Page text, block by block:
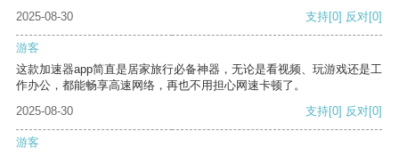
2025-08-30 支持[0] 反对[0]
游客
这款加速器app简直是居家旅行必备神器，无论是看视频、玩游戏还是工
作办公，都能畅享高速网络，再也不用担心网速卡顿了。
2025-08-30
支持[0] 反对[0]
游客